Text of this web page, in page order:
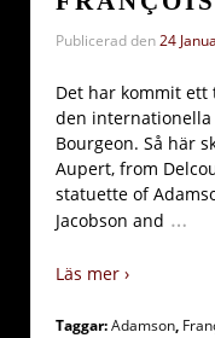
Publicerad den24
Det har kommit ett
den internationella
Bourgeon. Så här
Aupert, from
statuette of
Jacobson and …
Läs mer ›
Taggar:Adamson,